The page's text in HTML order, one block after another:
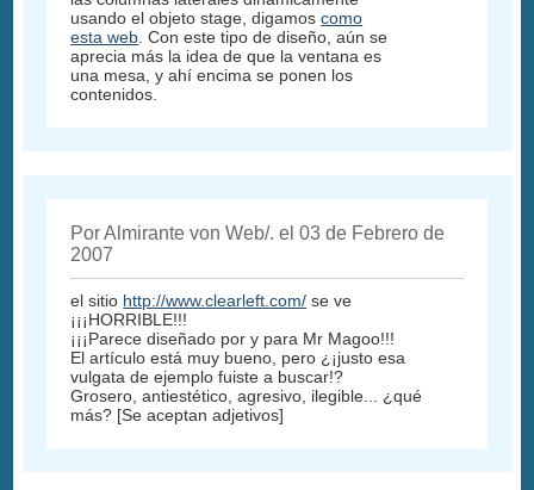
usando el objeto stage, digamoscomo
esta web . Con este tipo de diseño, aún se
aprecia más la idea de que la ventana es
una mesa, y ahí encima se ponen los
contenidos.
Por Almirante von Web/. el 03 de Febrero de
2007
el sitio http://www.clearleft.com/ se ve
¡¡¡HORRIBLE!!!
¡¡¡Parece diseñado por y para Mr Magoo!!!
El artículo está muy bueno, pero ¿¡justo esa
vulgata de ejemplo fuiste a buscar!?
Grosero, antiestético, agresivo, ilegible... ¿qué
más? [Se aceptan adjetivos]